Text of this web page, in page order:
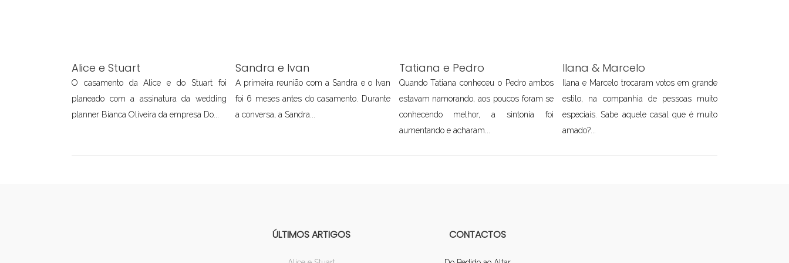
Alice e Stuart
O casamento da Alice e do Stuart foi
planeado com a assinatura da wedding
planner Bianca Oliveira da empresa Do...
Sandra e Ivan
A primeira reunião com a Sandra e o Ivan
foi 6 meses antes do casamento. Durante
a conversa, a Sandra...
Tatiana e Pedro
Quando Tatiana conheceu o Pedro ambos
estavam namorando, aos poucos foram se
conhecendo melhor, a sintonia foi
aumentando e acharam...
Ilana & Marcelo
Ilana e Marcelo trocaram votos em grande
estilo, na companhia de pessoas muito
especiais. Sabe aquele casal que é muito
amado?...
ÚLTIMOS ARTIGOS CONTACTOS